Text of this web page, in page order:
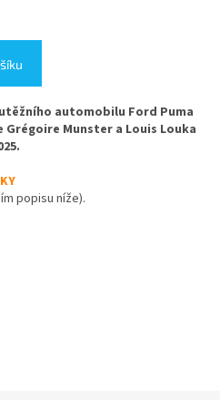
automobilu Ford Puma
Grégoire Munster a Louis Louka
popisu níže).